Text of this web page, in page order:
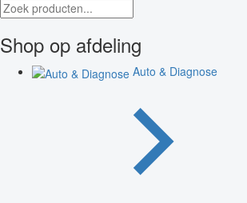
Shop op afdeling
Auto & Diagnose